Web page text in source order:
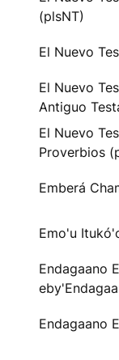
(plsNT)
El Nuevo
El Nuevo
Antiguo
El Nuevo
Proverbios
Emberá
Emo'u
Endagaano
Endagaano